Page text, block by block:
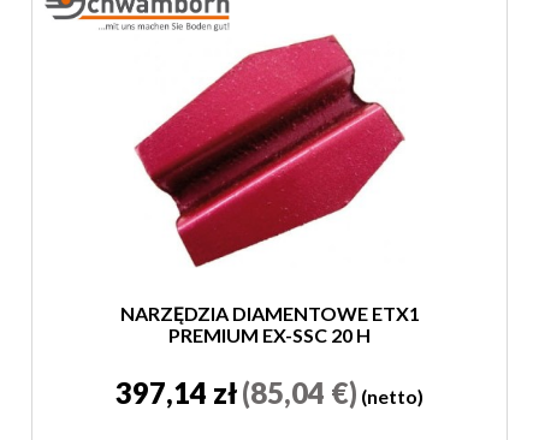
NARZĘDZIA DIAMENTOWE ETX1
PREMIUM EX-SSC 20 H
397,14 zł(85,04 €) (netto)